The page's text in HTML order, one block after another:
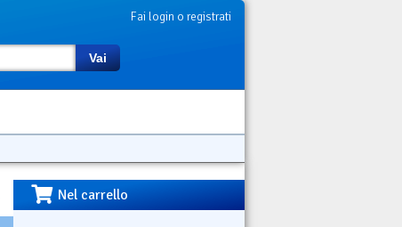
Fai login o registrati
Vai
Nel carrello